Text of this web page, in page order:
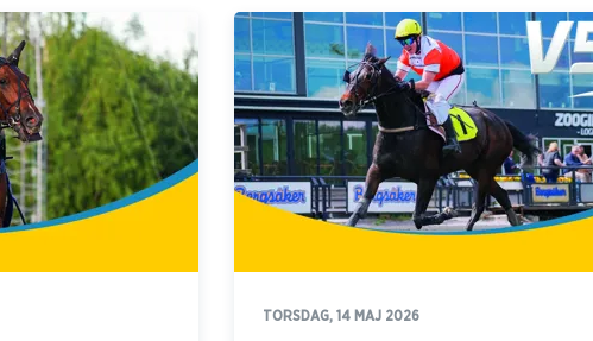
TORSDAG, 14 MAJ 2026